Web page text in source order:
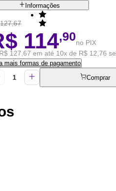
Informações
114,90no PIX
127,67 em até 10x de R$ 12,76
mais formas de pagamento
Comprar